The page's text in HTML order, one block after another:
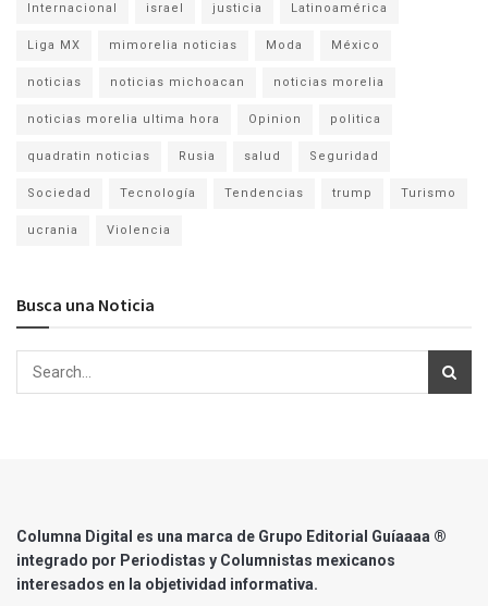
Internacional israel justicia Latinoamérica
Liga MX mimorelia noticias Moda México
noticias noticias michoacan noticias morelia
noticias morelia ultima hora Opinion politica
quadratin noticias Rusia salud Seguridad
Sociedad Tecnología Tendencias trump Turismo
ucrania Violencia
Busca una Noticia
Columna Digital es una marca de Grupo Editorial Guíaaaa ®
integrado por Periodistas y Columnistas mexicanos
interesados en la objetividad informativa.